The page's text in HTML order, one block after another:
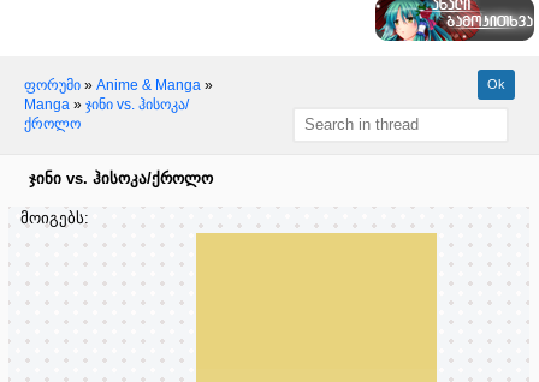
ფორუმი » Anime & Manga »
Manga » ჯინი vs. ჰისოკა/
ქროლო
ჯინი vs. ჰისოკა/ქროლო
მოიგებს: